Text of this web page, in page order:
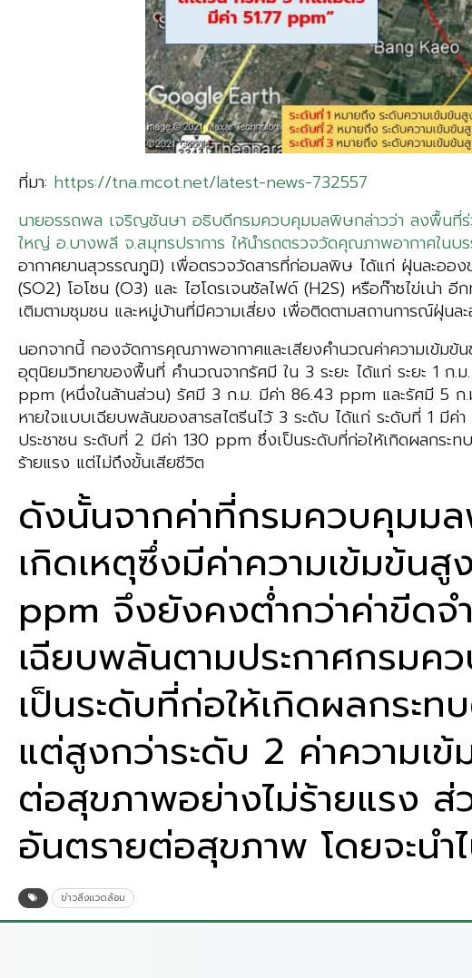
ที่มา: https://tna.mcot.net/latest-news-732557
นายอรรถพล เจริญชันษา อธิบดีกรมควบคุมมลพิษกล่าวว่า ลงพื้นที่ร่
ใหญ่ อ.บางพลี จ.สมุทรปราการ ให้นำรถตรวจวัดคุณภาพอากาศในบ
อากาศยานสุวรรณภูมิ) เพื่อตรวจวัดสารที่ก่อมลพิษ ได้แก่ ฝุ่นละออง
(SO2) โอโซน (O3) และ ไฮโดรเจนซัลไฟด์ (H2S) หรือก๊าซไข่เน่
เติมตามชุมชน และหมู่บ้านที่มีความเสี่ยง เพื่อติดตามสถานการณ์ฝุ่นล
นอกจากนี้ กองจัดการคุณภาพอากาศและเสียงคำนวณค่าความเข้มข้
อุตุนิยมวิทยาของพื้นที่ คำนวณจากรัศมี ใน 3 ระยะ ได้แก่ ระยะ 1 ก.
ppm (หนึ่งในล้านส่วน) รัศมี 3 ก.ม. มีค่า 86.43 ppm และรัศมี 5 ก
หายใจแบบเฉียบพลันของสารสไตรีนไว้ 3 ระดับ ได้แก่ ระดับที่ 1 มี
ประชาชน ระดับที่ 2 มีค่า 130 ppm ซึ่งเป็นระดับที่ก่อให้เกิดผลกระ
ร้ายแรง แต่ไม่ถึงขั้นเสียชีวิต
ดังนั้นจากค่าที่กรมควบคุมม
เกิดเหตุซึ่งมีค่าความเข้มข้น
ppm จึงยังคงต่ำกว่าค่าขีดจ
เฉียบพลันตามประกาศกรม
เป็นระดับที่ก่อให้เกิดผลกระ
แต่สูงกว่าระดับ 2 ค่าความเ
ต่อสุขภาพอย่างไม่ร้ายแรง ส่
อันตรายต่อสุขภาพ โดยจะนำ
ข่าวสิ่งแวดล้อม